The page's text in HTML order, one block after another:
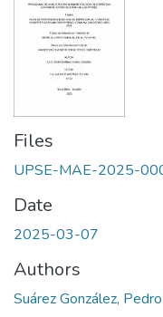
Files
UPSE-MAE-2025-
Date
2025-03-07
Authors
Suárez González,